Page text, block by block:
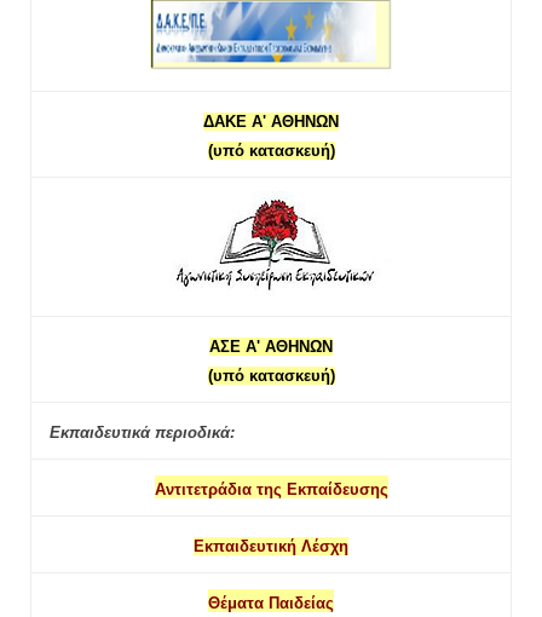
ΔΑΚΕ Α' ΑΘΗΝΩΝ
(υπό κατασκευή)
ΑΣΕ Α' ΑΘΗΝΩΝ
(υπό κατασκευή)
Εκπαιδευτικά περιοδικά:
Αντιτετράδια της Εκπαίδευσης
Εκπαιδευτική Λέσχη
Θέματα Παιδείας